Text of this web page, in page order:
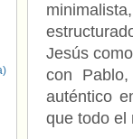
Jesús
con
auténtico
que todo el